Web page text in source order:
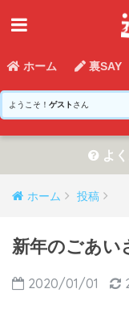
ホーム 裏SAY
ようこそ！ ゲスト さん
よ
ホーム 投稿
新年のごあい
2020/01/01